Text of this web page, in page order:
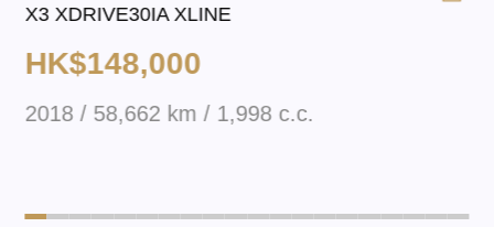
X3 XDRIVE30IA XLINE
HK$148,000
2018 / 58,662 km / 1,998 c.c.